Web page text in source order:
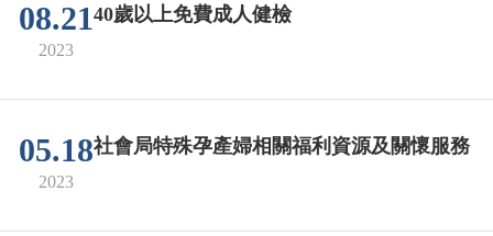
08.21
2023
40歲以上免費成人健檢
05.18
2023
社會局特殊孕產婦相關福利資源及關懷服務